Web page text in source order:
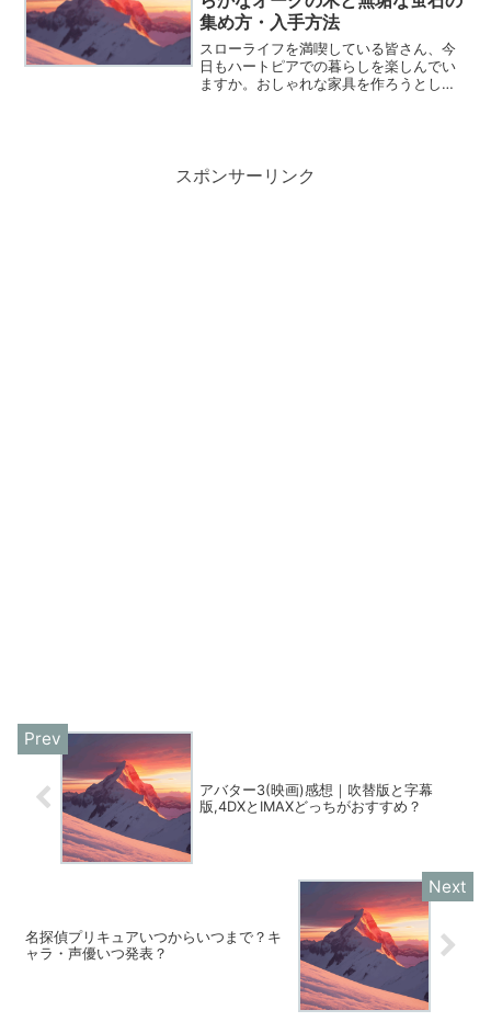
集め方・入手方法
スローライフを満喫している皆さん、今
日もハートピアでの暮らしを楽しんでい
ますか。おしゃれな家具を作ろうとした
スポンサーリンク
アバター3(映画)感想｜吹替版と字幕
版,4DXとIMAXどっちがおすすめ？
名探偵プリキュアいつからいつまで？キ
ャラ・声優いつ発表？